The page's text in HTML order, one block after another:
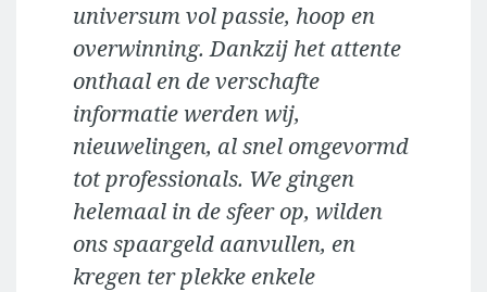
universum vol passie, hoop en
overwinning. Dankzij het attente
onthaal en de verschafte
informatie werden wij,
nieuwelingen, al snel omgevormd
tot professionals. We gingen
helemaal in de sfeer op, wilden
ons spaargeld aanvullen, en
kregen ter plekke enkele